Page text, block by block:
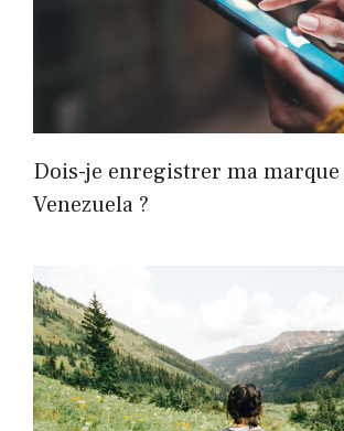
Dois-je enregistrer ma marque
Venezuela ?